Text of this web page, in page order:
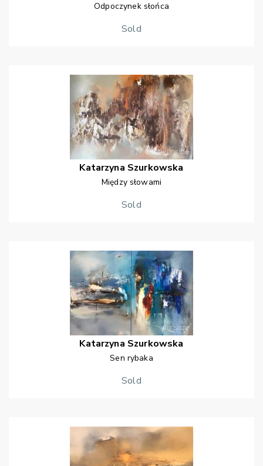
Odpoczynek słońca
Sold
Katarzyna Szurkowska
Między słowami
Sold
Katarzyna Szurkowska
Sen rybaka
Sold